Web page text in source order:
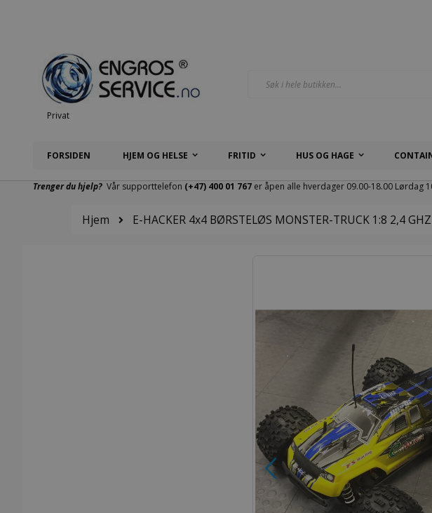
Privat
FORSIDEN HJEM OG HELSE FRITID HUS OG HAGE
Trenger du hjelp? Vår supporttelefon (+47) 400 01 767 er åpen alle hverdager 09.00-18.00 Lørdag
Hjem E-HACKER 4x4 BØRSTELØS MONSTER-TRUCK 1:8 2,4